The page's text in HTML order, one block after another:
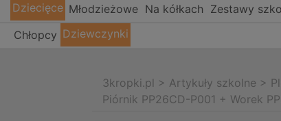
Dziecięce Młodzieżowe Na kółkach Zestawy
Chłopcy Dziewczynki
3kropki.pl > Artykuły szkolne >
Piórnik PP26CD-P001 + Worek